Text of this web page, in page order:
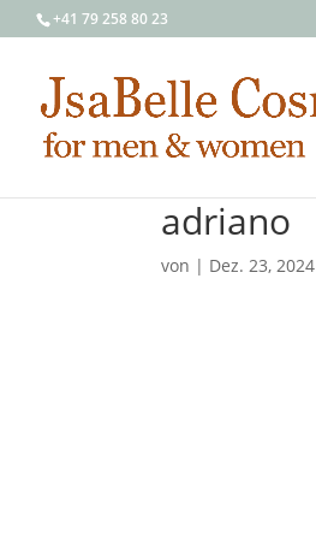
+41 79 258 80 23
adriano
von | Dez. 23, 2024